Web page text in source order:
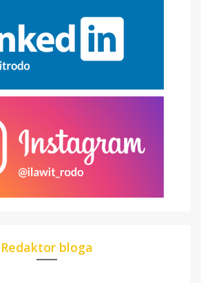
Redaktor bloga